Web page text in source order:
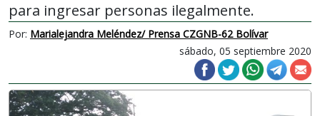
para ingresar personas ilegalmente.
Por: Marialejandra Meléndez/ Prensa CZGNB-62 Bolívar
sábado, 05 septiembre 2020